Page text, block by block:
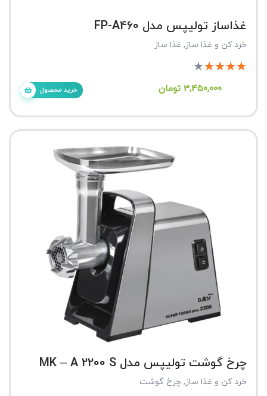
غذاساز تولیپس مدل FP-A460
خرد کن و غذا ساز, غذا ساز
★
★
★
★
★
3,450,000 تومان خرید محصول
چرخ گوشت تولیپس مدل MK – A 2200 S
خرد کن و غذا ساز, چرخ گوشت